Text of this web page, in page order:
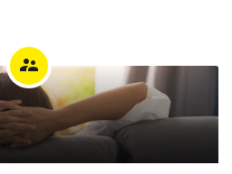
supervisor_account